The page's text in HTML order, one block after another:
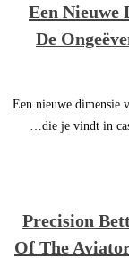
Een Nieuwe
De
Een nieuwe dimensie
die je vindt in
Precision
Of The